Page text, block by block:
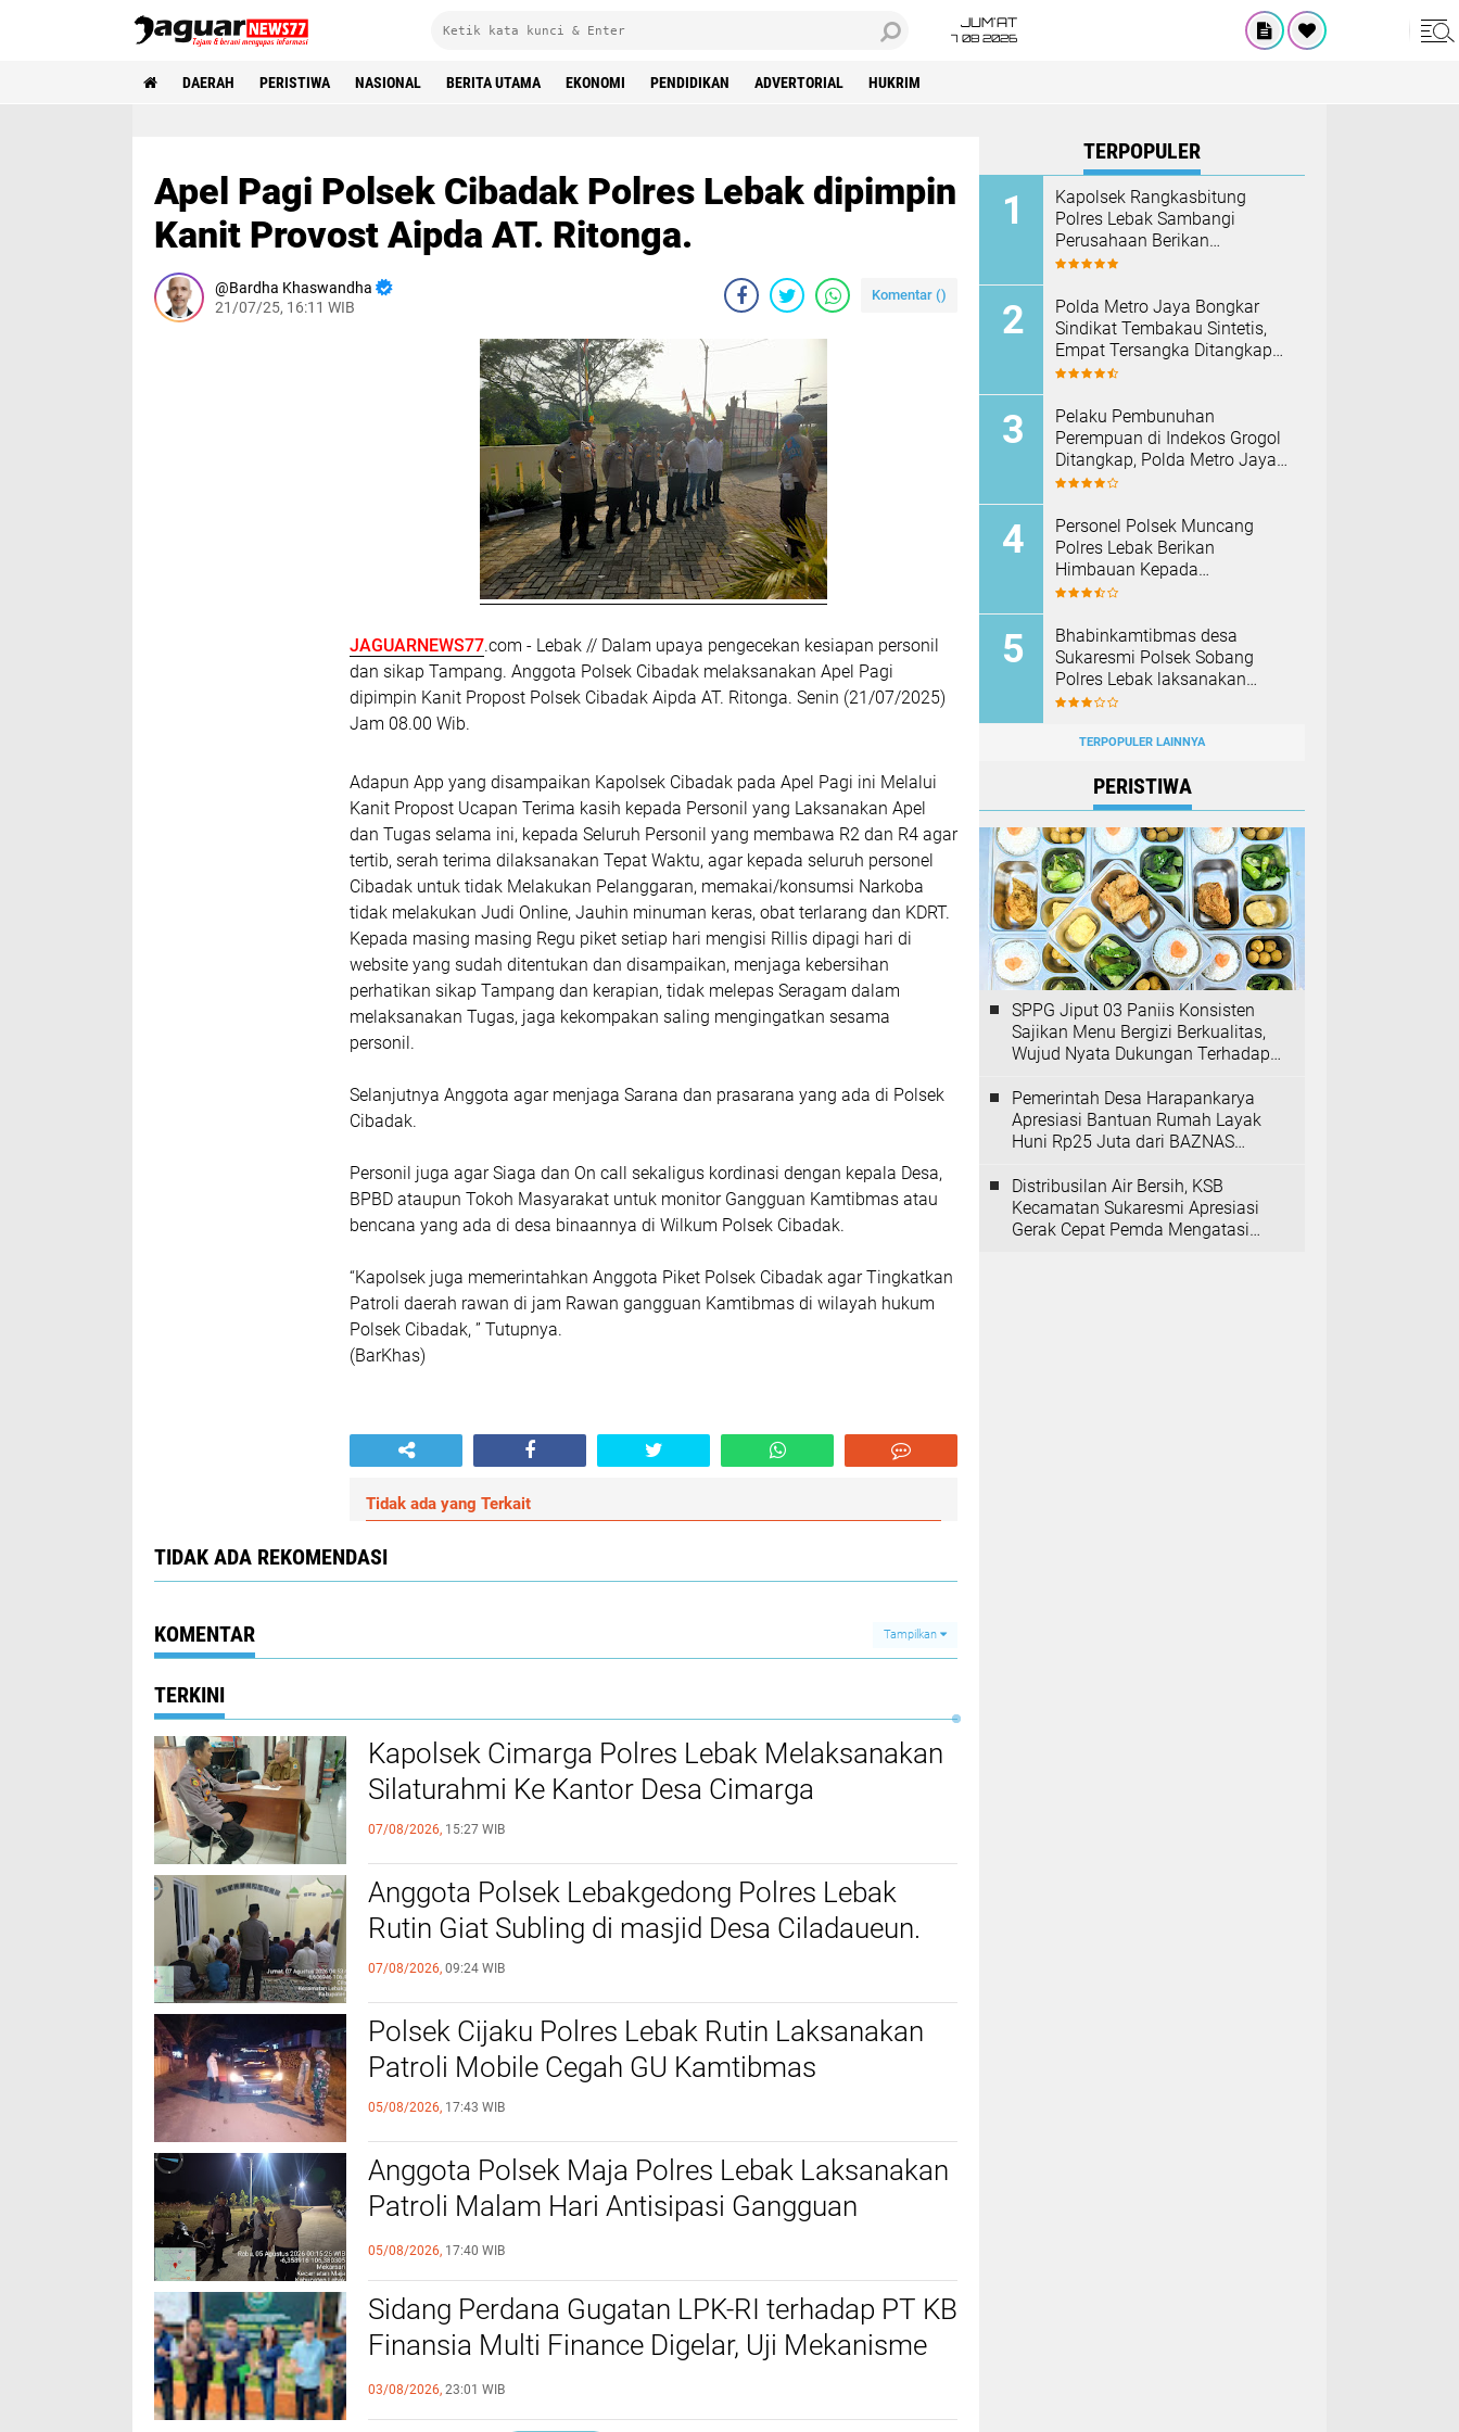
JUM'AT
7 08 2026
DAERAH PERISTIWA NASIONAL BERITA UTAMA EKONOMI PENDIDIKAN ADVERTORIAL HUKRIM
Apel Pagi Polsek Cibadak Polres Lebak dipimpin
Kanit Provost Aipda AT. Ritonga.
Bardha Khaswandha
21/07/25, 16:11 WIB
Komentar ()
JAGUARNEWS77.com - Lebak // Dalam upaya pengecekan kesiapan personil
dan sikap Tampang. Anggota Polsek Cibadak melaksanakan Apel Pagi
dipimpin Kanit Propost Polsek Cibadak Aipda AT. Ritonga. Senin (21/07/2025)
Jam 08.00 Wib.
Adapun App yang disampaikan Kapolsek Cibadak pada Apel Pagi ini Melalui
Kanit Propost Ucapan Terima kasih kepada Personil yang Laksanakan Apel
dan Tugas selama ini, kepada Seluruh Personil yang membawa R2 dan R4 agar
tertib, serah terima dilaksanakan Tepat Waktu, agar kepada seluruh personel
Cibadak untuk tidak Melakukan Pelanggaran, memakai/konsumsi Narkoba
tidak melakukan Judi Online, Jauhin minuman keras, obat terlarang dan KDRT.
Kepada masing masing Regu piket setiap hari mengisi Rillis dipagi hari di
website yang sudah ditentukan dan disampaikan, menjaga kebersihan
perhatikan sikap Tampang dan kerapian, tidak melepas Seragam dalam
melaksanakan Tugas, jaga kekompakan saling mengingatkan sesama
personil.
Selanjutnya Anggota agar menjaga Sarana dan prasarana yang ada di Polsek
Cibadak.
Personil juga agar Siaga dan On call sekaligus kordinasi dengan kepala Desa,
BPBD ataupun Tokoh Masyarakat untuk monitor Gangguan Kamtibmas atau
bencana yang ada di desa binaannya di Wilkum Polsek Cibadak.
“Kapolsek juga memerintahkan Anggota Piket Polsek Cibadak agar Tingkatkan
Patroli daerah rawan di jam Rawan gangguan Kamtibmas di wilayah hukum
Polsek Cibadak, ” Tutupnya.
(BarKhas)
Tidak ada yang Terkait
TIDAK ADA REKOMENDASI
KOMENTAR Tampilkan
TERKINI
Kapolsek Cimarga Polres Lebak Melaksanakan
Silaturahmi Ke Kantor Desa Cimarga
07/08/2026, 15:27 WIB
Anggota Polsek Lebakgedong Polres Lebak
Rutin Giat Subling di masjid Desa Ciladaueun.
07/08/2026, 09:24 WIB
Polsek Cijaku Polres Lebak Rutin Laksanakan
Patroli Mobile Cegah GU Kamtibmas
05/08/2026, 17:43 WIB
Anggota Polsek Maja Polres Lebak Laksanakan
Patroli Malam Hari Antisipasi Gangguan
Kamtibmas
05/08/2026, 17:40 WIB
Sidang Perdana Gugatan LPK-RI terhadap PT KB
Finansia Multi Finance Digelar, Uji Mekanisme
Jaminan Fidusia Jadi Sorotan
03/08/2026, 23:01 WIB
TERPOPULER
Kapolsek Rangkasbitung
Polres Lebak Sambangi
Perusahaan Berikan
Himbauan Cegah Kebakaran
‎Polda Metro Jaya Bongkar
Sindikat Tembakau Sintetis,
Empat Tersangka Ditangkap
dan Hampir Satu Kilogram
Pelaku Pembunuhan
Perempuan di Indekos Grogol
Ditangkap, Polda Metro Jaya
Sita Palu dan Sejumlah
Personel Polsek Muncang
Polres Lebak Berikan
Himbauan Kepada
Masyarakat Agar Tidak
Bhabinkamtibmas desa
Sukaresmi Polsek Sobang
Polres Lebak laksanakan
Sambang di Desa binaanya
TERPOPULER LAINNYA
PERISTIWA
SPPG Jiput 03 Paniis Konsisten
Sajikan Menu Bergizi Berkualitas,
Wujud Nyata Dukungan Terhadap
Pemerintah Desa Harapankarya
Apresiasi Bantuan Rumah Layak
Huni Rp25 Juta dari BAZNAS
Distribusilan Air Bersih, KSB
Kecamatan Sukaresmi Apresiasi
Gerak Cepat Pemda Mengatasi